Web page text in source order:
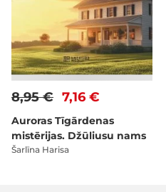
7,16 €
8,95 €
Auroras Tīgārdenas
mistērijas. Džūliusu nams
Šarlīna Harisa